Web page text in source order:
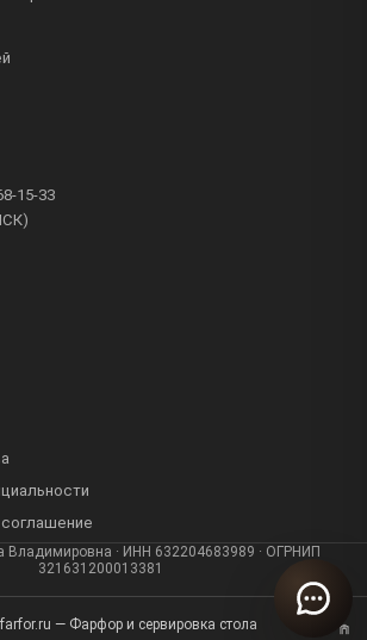
15-33
· ИНН 632204683989 · ОГРНИП
321631200013381
— Фарфор и сервировка стола